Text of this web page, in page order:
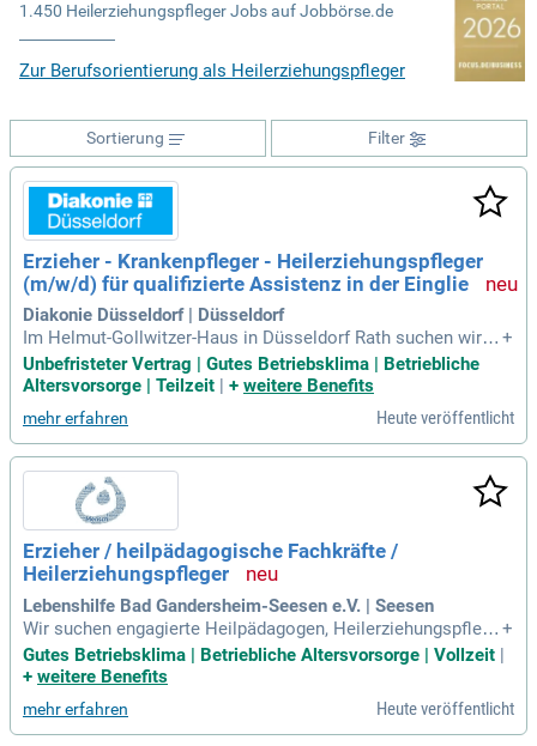
1.450 Heilerziehungspfleger Jobs auf Jobbörse.de
Zur Berufsorientierung als Heilerziehungspfleger
Filter
Sortierung
Erzieher - Krankenpfleger - Heilerziehungspfleger
(m/w/d) für qualifizierte Assistenz in der Einglie
Diakonie Düsseldorf | Düsseldorf
Im Helmut-Gollwitzer-Haus in Düsseldorf Rath suchen wir e
ngagierte Erzieher, Krankenpfleger und Heilerziehungspflege
r (m/w/d) für die eingehende Assistenz in der Eingliederung
hterkrankungen dabei, ein selbstbestimmtes Leben zu führe
n. Werden Sie Teil eines dynamischen Teams, das soziale T
eilhabe fördert und individuelle Entwicklung ermöglicht. Wir
bieten eine moderne Wohnform mit 24 Plätzen und unbefrist
eten Stellen im Umfang von 28-39 Stunden pro Woche. Nutz
en Sie die Möglichkeit, einen positiven Unterschied im Lebe
n unserer Bewohner zu machen. Bewerben Sie sich jetzt, um
gemeinsam an einem wertvollen Ziel zu arbeiten!
+
Unbefristeter Vertrag | Gutes Betriebsklima | Betriebliche
Altersvorsorge | Teilzeit
+ weitere Benefits
mehr erfahren Heute veröffentlicht
Erzieher / heilpädagogische Fachkräfte /
Heilerziehungspfleger
Lebenshilfe Bad Gandersheim-Seesen e.V. | Seesen
Wir suchen engagierte Heilpädagogen, Heilerziehungspflege
r oder Erzieher (m/w/d), die Freude daran haben, Kinder in ih
rer Entwicklung zu unterstützen. Ihr Interesse an der heilpäd
ist uns wichtig. Eine wertschätzende Haltung und hohe fach
liche Kompetenz zeichnen Sie aus. Sie bringen Einfühlungsv
+
Gutes Betriebsklima | Betriebliche Altersvorsorge | Vollzeit |
+ weitere Benefits
mehr erfahren Heute veröffentlicht